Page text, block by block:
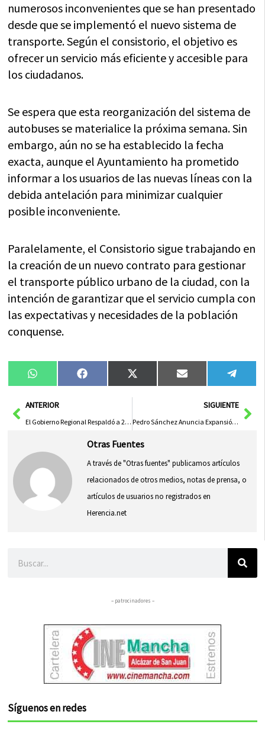
numerosos inconvenientes que se han presentado
desde que se implementó el nuevo sistema de
transporte. Según el consistorio, el objetivo es
ofrecer un servicio más eficiente y accesible para
los ciudadanos.
Se espera que esta reorganización del sistema de
autobuses se materialice la próxima semana. Sin
embargo, aún no se ha establecido la fecha
exacta, aunque el Ayuntamiento ha prometido
informar a los usuarios de las nuevas líneas con la
debida antelación para minimizar cualquier
posible inconveniente.
Paralelamente, el Consistorio sigue trabajando en
la creación de un nuevo contrato para gestionar
el transporte público urbano de la ciudad, con la
intención de garantizar que el servicio cumpla con
las expectativas y necesidades de la población
conquense.
Compartir
en
WhatsAppCompartir
en
FacebookCompartir
en
X
(Twitter)
Compartir
en
Email
en
AntANTERIOR
El Gobierno Regional Respaldó a 251 Mujeres en Centros de Atención a Víctimas de Violencia Sexual Desde su Apertura
SIGUIENTE
Pedro Sánchez Anuncia Expansión del Plan de Formación ante Emergencias para 8 Millones de Alumnos
Otras Fuentes
A través de "Otras fuentes" publicamos artículos
relacionados de otros medios, notas de prensa, o
artículos de usuarios no registrados en
Herencia.net
– patrocinadores –
Síguenos en redes